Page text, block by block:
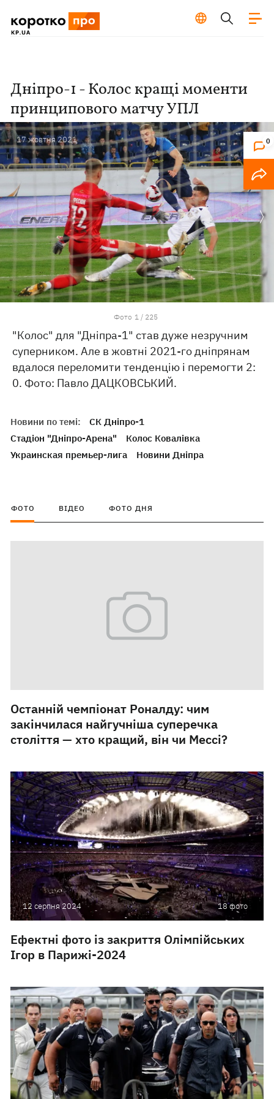
0
Дніпро-1 - Колос кращі моменти
принципового матчу УПЛ
17 жовтня 2021
"Колос" для "Дніпра-1" став дуже незручним
суперником. Але в жовтні 2021-го дніпрянам
вдалося переломити тенденцію і перемогти 2:
0. Фото: Павло ДАЦКОВСЬКИЙ.
Фото 1 / 225
Новини по темі:
СК Дніпро-1
Стадіон "Дніпро-Арена"
Колос Ковалівка
Украинская премьер-лига
Новини Дніпра
ФОТО ВІДЕО ФОТО ДНЯ
Останній чемпіонат Роналду: чим
закінчилася найгучніша суперечка
століття — хто кращий, він чи Мессі?
12 серпня 2024 18 фото
Ефектні фото із закриття Олімпійських
Ігор в Парижі-2024